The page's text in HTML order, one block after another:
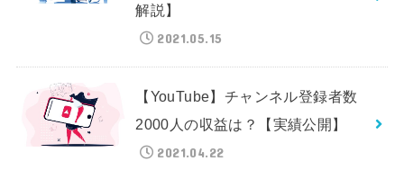
解説】
2021.05.15
【YouTube】チャンネル登録者数
2000人の収益は？【実績公開】
2021.04.22